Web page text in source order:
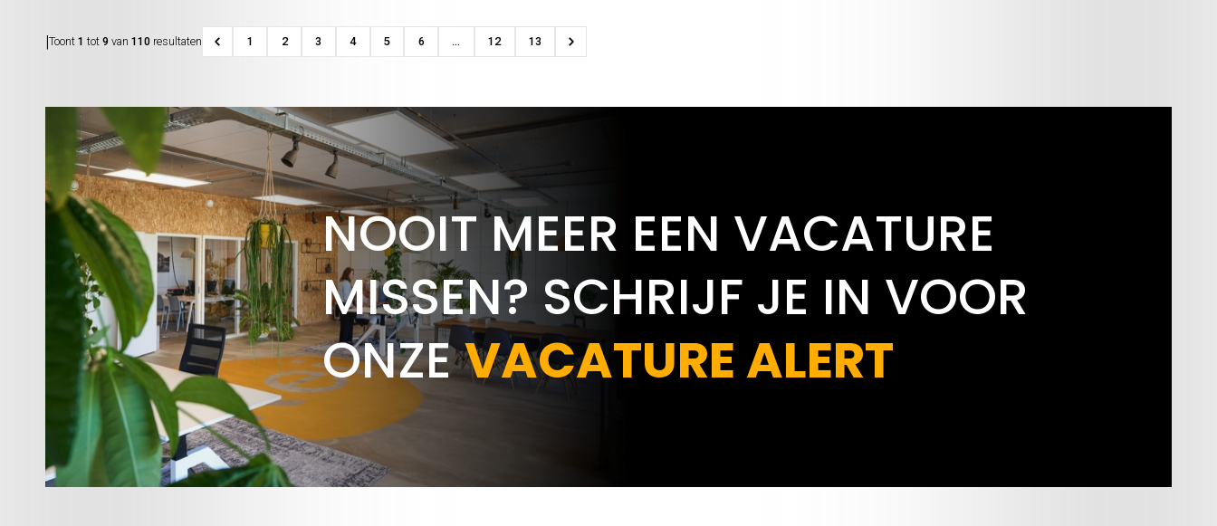
|Toont 1 tot 9 van 110 resultaten 1 2 3 4 5 6 12 13
NOOIT MEER EEN VACATURE
MISSEN? SCHRIJF JE IN VOOR
ONZEVACATURE ALERT